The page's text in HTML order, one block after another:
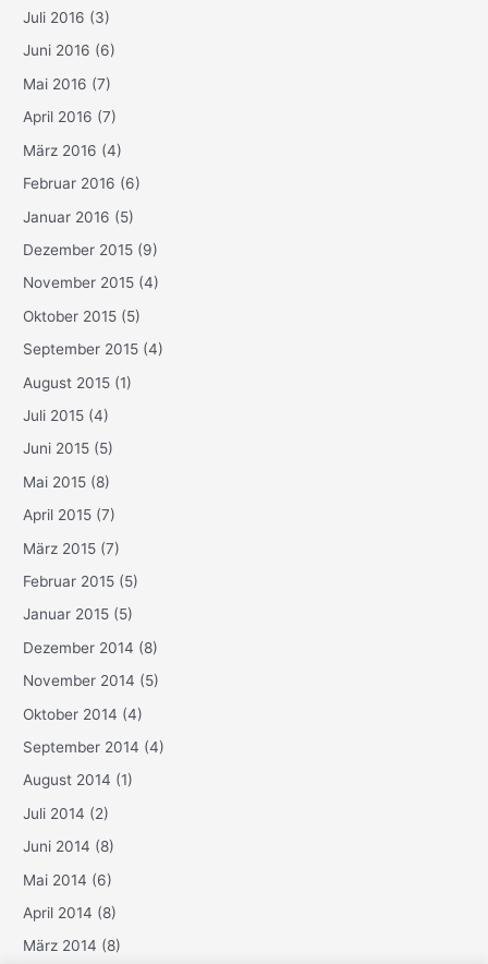
Juli 2016 (3)
Juni 2016 (6)
Mai 2016 (7)
April 2016 (7)
März 2016 (4)
Februar 2016 (6)
Januar 2016 (5)
Dezember 2015 (9)
November 2015 (4)
Oktober 2015 (5)
September 2015 (4)
August 2015 (1)
Juli 2015 (4)
Juni 2015 (5)
Mai 2015 (8)
April 2015 (7)
März 2015 (7)
Februar 2015 (5)
Januar 2015 (5)
Dezember 2014 (8)
November 2014 (5)
Oktober 2014 (4)
September 2014 (4)
August 2014 (1)
Juli 2014 (2)
Juni 2014 (8)
Mai 2014 (6)
April 2014 (8)
März 2014 (8)